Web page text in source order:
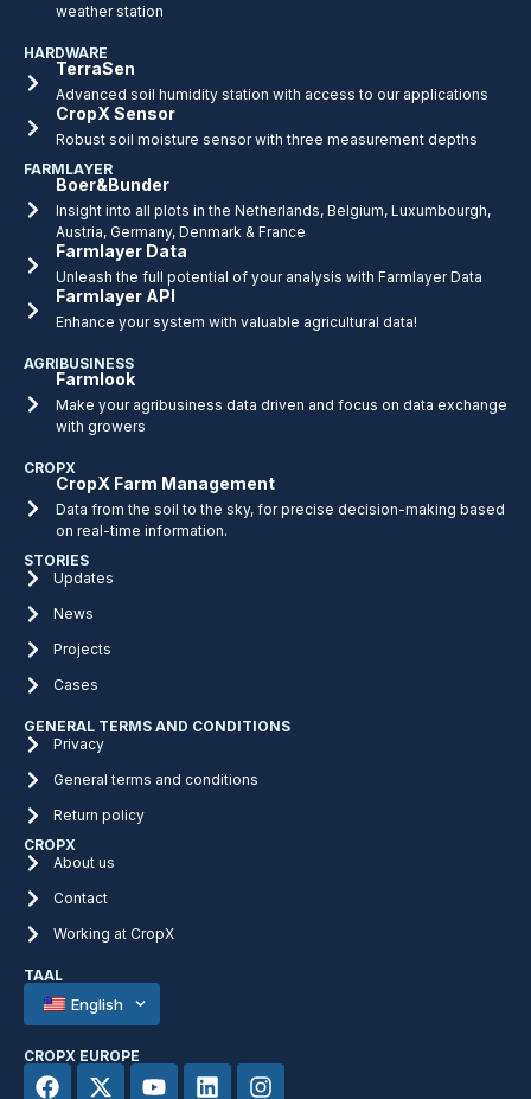
weather station
HARDWARE
TerraSen
Advanced soil humidity station with access to our applications
CropX Sensor
Robust soil moisture sensor with three measurement depths
FARMLAYER
Boer&Bunder
Insight into all plots in the Netherlands, Belgium, Luxumbourgh,
Austria, Germany, Denmark & France
Farmlayer Data
Unleash the full potential of your analysis with Farmlayer Data
Farmlayer API
Enhance your system with valuable agricultural data!
AGRIBUSINESS
Farmlook
Make your agribusiness data driven and focus on data exchange
with growers
CROPX
CropX Farm Management
Data from the soil to the sky, for precise decision-making based
on real-time information.
STORIES
Updates
News
Projects
Cases
GENERAL TERMS AND CONDITIONS
Privacy
General terms and conditions
Return policy
CROPX
About us
Contact
Working at CropX
TAAL
English
CROPX EUROPE